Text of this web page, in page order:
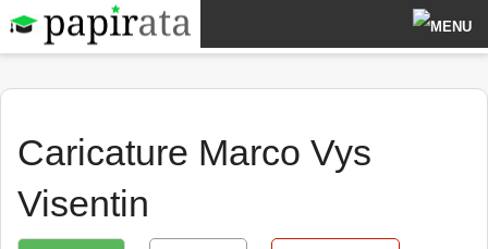
Cruciverba di laurea
Scherzi di laurea
Caricature Marco Vys
Visentin